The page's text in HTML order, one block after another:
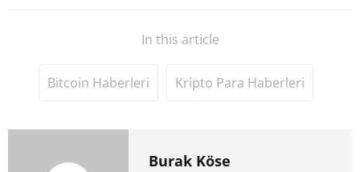
In this article
Bitcoin Haberleri Kripto Para Haberleri
Burak Köse